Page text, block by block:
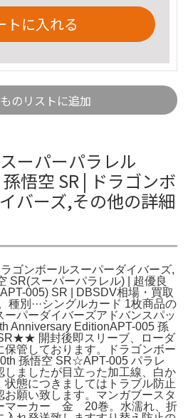
トに入れる
のリストに追加
ーパーパラレル
悟空 SR | ドラゴンボ
バーズ,その他の詳細
ゴンボールスーパーダイバーズ,
SR(スーパーパラレル) | 超優良
005) SR | DBSDV相場・買取
別···シングルカード 1枚商品の
パーダイバーズアドバンスパッ
Anniversary EditionAPT-005 孫
開封後即スリーブ、ローダ
保管しております。ドラゴンボー
孫悟空 SR☆APT-005 パラレ
しましたが目立った加工線、白か
態につきましてはトラブル防止
願い致します。マンガブースタ
ーカー 金 20巻。水濡れ、折